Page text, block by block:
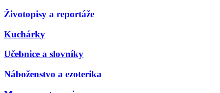
Životopisy a reportáže
Kuchárky
Učebnice a slovníky
Náboženstvo a ezoterika